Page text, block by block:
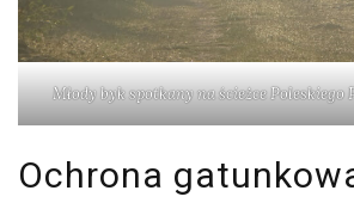
Młody byk spotkany na ścieżce
Ochrona